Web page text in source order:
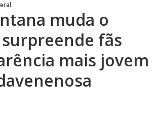
muda o
fãs
mais jovem